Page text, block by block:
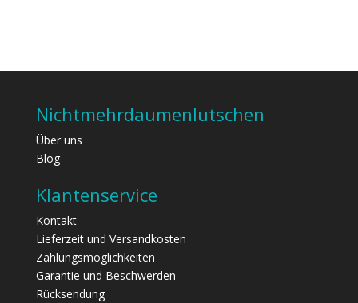
Nichtmehrdaumenlutschen
Über uns
Blog
Klantenservice
Kontakt
Lieferzeit und Versandkosten
Zahlungsmöglichkeiten
Garantie und Beschwerden
Rücksendung